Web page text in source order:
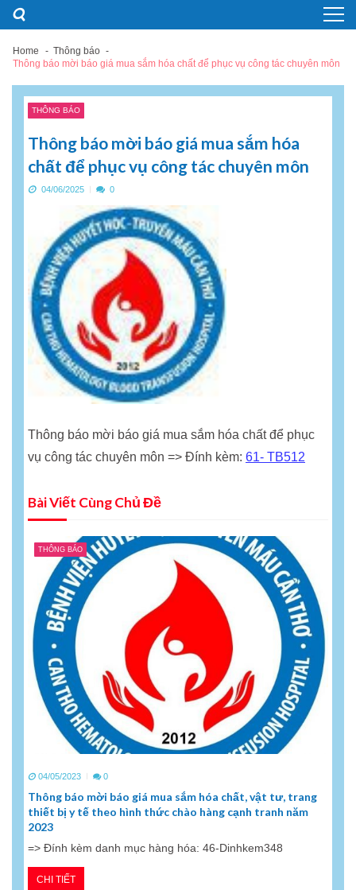
Skip
navigation
Skip
content
Home
Thông báo
Thông báo mời báo giá mua sắm hóa chất để phục vụ công tác chuyên môn
THÔNG BÁO
Thông báo mời báo giá mua sắm hóa
chất để phục vụ công tác chuyên môn
04/06/2025 0
Thông báo mời báo giá mua sắm hóa chất để phục
vụ công tác chuyên môn => Đính kèm: 61- TB512
Bài Viết Cùng Chủ Đề
THÔNG BÁO
04/05/2023 0
Thông báo mời báo giá mua sắm hóa chất, vật tư, trang
thiết bị y tế theo hình thức chào hàng cạnh tranh năm
2023
=> Đính kèm danh mục hàng hóa: 46-Dinhkem348
CHI TIẾT